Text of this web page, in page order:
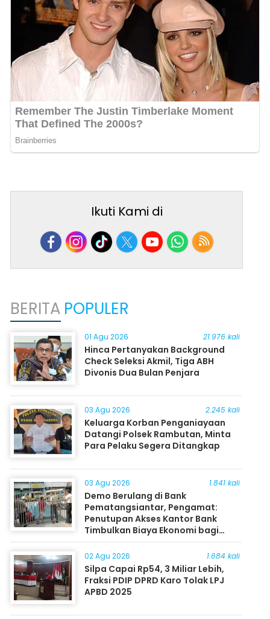
Ikuti Kami di
BERITA POPULER
01 Agu 2026 21.976 kali
Hinca Pertanyakan Background
Check Seleksi Akmil, Tiga ABH
Divonis Dua Bulan Penjara
03 Agu 2026 2.245 kali
Keluarga Korban Penganiayaan
Datangi Polsek Rambutan, Minta
Para Pelaku Segera Ditangkap
03 Agu 2026 1.841 kali
Demo Berulang di Bank
Pematangsiantar, Pengamat:
Penutupan Akses Kantor Bank
Timbulkan Biaya Ekonomi bagi
Masyarakat
02 Agu 2026 1.684 kali
Silpa Capai Rp54, 3 Miliar Lebih,
Fraksi PDIP DPRD Karo Tolak LPJ
APBD 2025